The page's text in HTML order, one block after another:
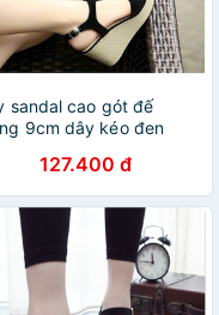
sandal cao gót đế
9cm dây kéo đen
127.400 đ